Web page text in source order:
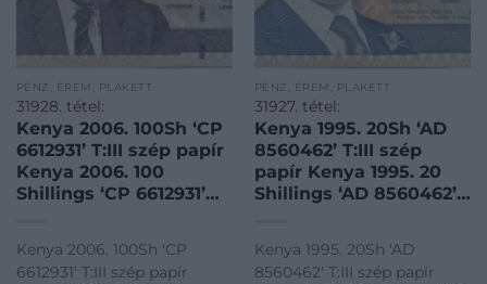
PÉNZ, ÉREM, PLAKETT
31928. tétel:
Kenya 2006. 100Sh ‘CP
6612931’ T:III szép papír
Kenya 2006. 100
Shillings ‘CP 6612931’
Kenya 2006. 100Sh 'CP
6612931' T:III szép papír
PÉNZ, ÉREM, PLAKETT
31927. tétel:
Kenya 1995. 20Sh ‘AD
8560462’ T:III szép
papír Kenya 1995. 20
Shillings ‘AD 8560462’
Kenya 1995. 20Sh 'AD
8560462' T:III szép papír